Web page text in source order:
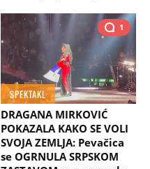
1
SPEKTAKL
DRAGANA MIRKOVIĆ
POKAZALA KAKO SE VOLI
SVOJA ZEMLJA: Pevačica
se OGRNULA SRPSKOM